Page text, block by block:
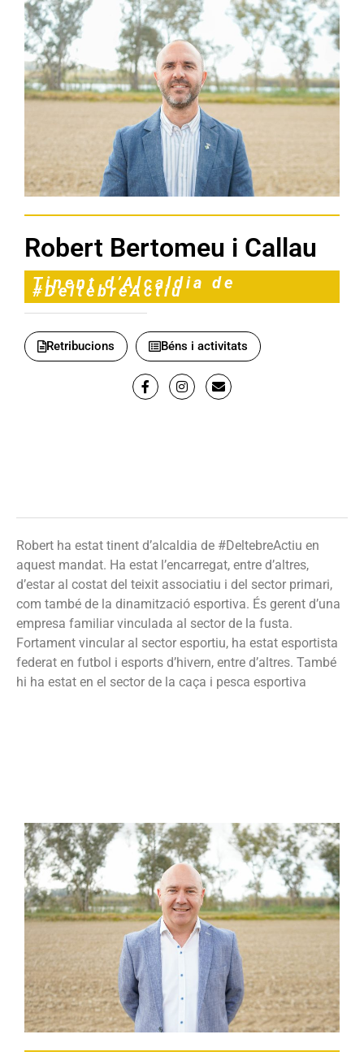
Robert Bertomeu i Callau
Tinent d’Alcaldia de
#DeltebreActiu
Retribucions Béns i activitats
Robert ha estat tinent d’alcaldia de #DeltebreActiu en
aquest mandat. Ha estat l’encarregat, entre d’altres,
d’estar al costat del teixit associatiu i del sector primari,
com també de la dinamització esportiva. És gerent d’una
empresa familiar vinculada al sector de la fusta.
Fortament vincular al sector esportiu, ha estat esportista
federat en futbol i esports d’hivern, entre d’altres. També
hi ha estat en el sector de la caça i pesca esportiva